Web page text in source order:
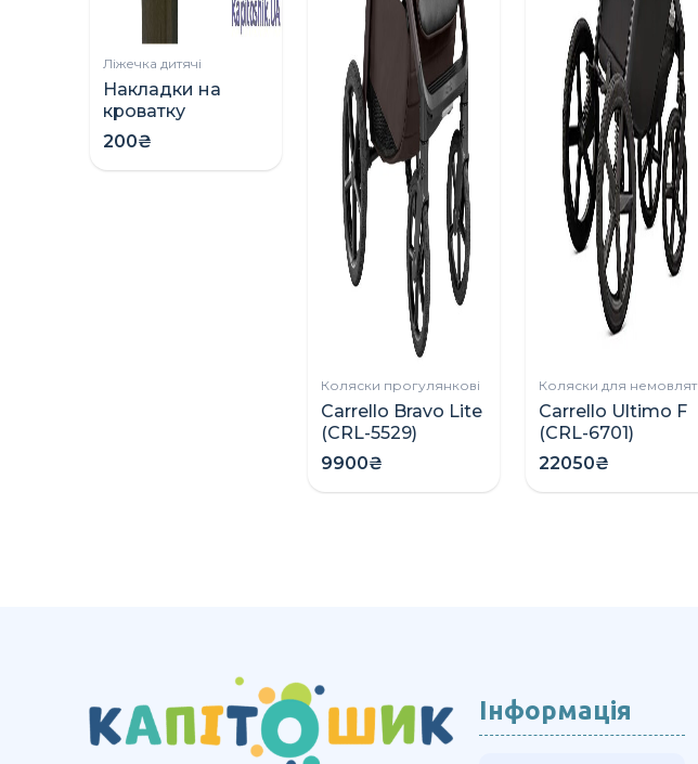
Ліжечка дитячі
Накладки на
кроватку
(грызунки)
200₴
Коляски прогулянкові
Carrello Bravo Lite
(CRL-5529)
прогулянкова
коляска
9900₴
Коляски для немовлят
Carrello Ultimo F
(CRL-6701)
коляска 2в1 зі
складною
люлькою
22050₴
Інформація